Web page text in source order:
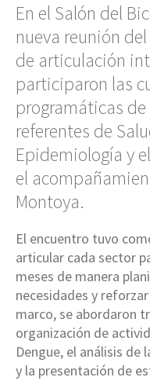
En el Salón del
nueva reunión
de articulación
participaron las
programáticas
referentes de
Epidemiología y
el
Montoya.
El encuentro tuvo
articular cada sector
meses de manera
necesidades y
marco, se abordaron
organización de
Dengue, el análisis de
y la presentación de